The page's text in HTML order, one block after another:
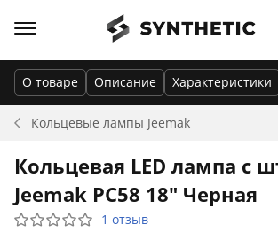
Кольцевые лампы Jeemak
О товаре Описание Характеристики
Кольцевая LED лампа с
Jeemak PC58 18" Черная
1 отзыв